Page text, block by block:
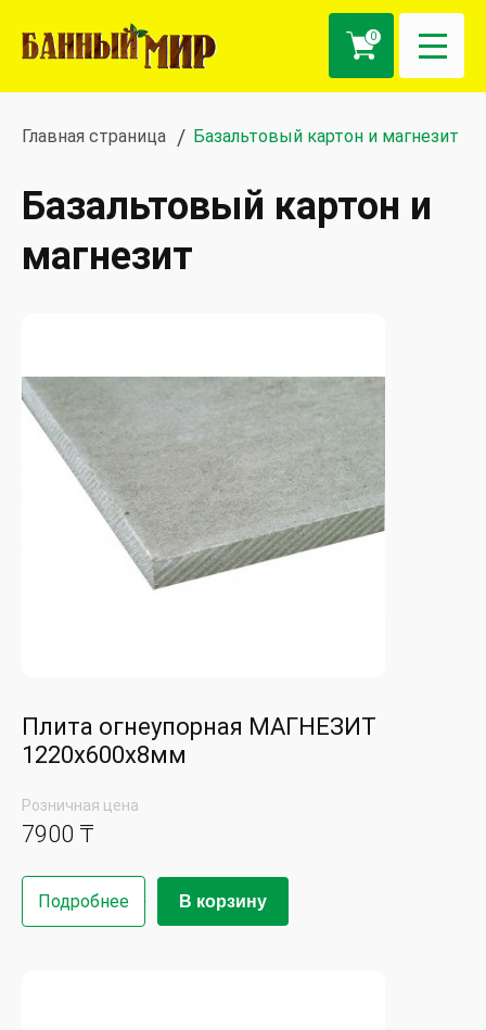
0
Главная страница Базальтовый картон и магнезит
Базальтовый картон и
магнезит
Плита огнеупорная МАГНЕЗИТ
1220х600х8мм
Розничная цена
7900 ₸
Подробнее В корзину